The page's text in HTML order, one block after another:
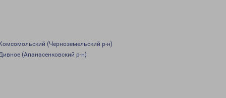
(Черноземельский р-н)
(Апанасенковский р-н)